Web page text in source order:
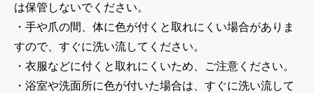
は保管しないでください。
・手や爪の間、体に色が付くと取れにくい場合がありま
すので、すぐに洗い流してください。
・衣服などに付くと取れにくいため、ご注意ください。
・浴室や洗面所に色が付いた場合は、すぐに洗い流して